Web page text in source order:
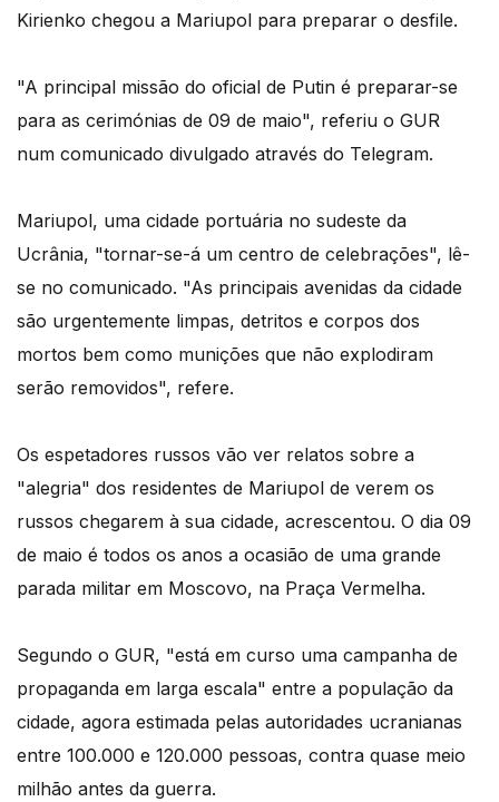
Kirienko chegou a Mariupol para preparar o desfile.
"A principal missão do oficial de Putin é preparar-se
para as cerimónias de 09 de maio", referiu o GUR
num comunicado divulgado através do Telegram.
Mariupol, uma cidade portuária no sudeste da
Ucrânia, "tornar-se-á um centro de celebrações", lê-
se no comunicado. "As principais avenidas da cidade
são urgentemente limpas, detritos e corpos dos
mortos bem como munições que não explodiram
serão removidos", refere.
Os espetadores russos vão ver relatos sobre a
"alegria" dos residentes de Mariupol de verem os
russos chegarem à sua cidade, acrescentou. O dia 09
de maio é todos os anos a ocasião de uma grande
parada militar em Moscovo, na Praça Vermelha.
Segundo o GUR, "está em curso uma campanha de
propaganda em larga escala" entre a população da
cidade, agora estimada pelas autoridades ucranianas
entre 100.000 e 120.000 pessoas, contra quase meio
milhão antes da guerra.